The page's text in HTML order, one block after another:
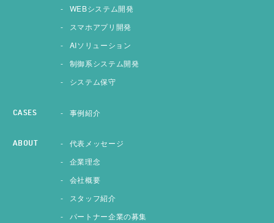
WEBシステム開発
スマホアプリ開発
AIソリューション
制御系システム開発
システム保守
CASES 事例紹介
ABOUT
代表メッセージ
企業理念
会社概要
スタッフ紹介
パートナー企業の募集